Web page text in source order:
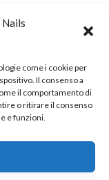
come i cookie per
Il consenso a
il comportamento di
o ritirare il consenso
e funzioni.
collaborazione con